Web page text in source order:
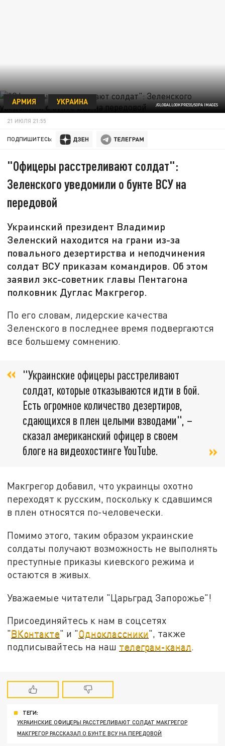
/GLOBALLOOKPRESS/SOPA IMAGES
АРМИЯ УКРАИНА
21 ИЮЛЯ 21:55
ПОДПИШИТЕСЬ:
"Офицеры расстреливают солдат":
Зеленского уведомили о бунте ВСУ на
передовой
Украинский президент Владимир
Зеленский находится на грани из-за
повального дезертирства и неподчинения
солдат ВСУ приказам командиров. Об этом
заявил экс-советник главы Пентагона
полковник Дуглас Макгрегор.
По его словам, лидерские качества
Зеленского в последнее время подвергаются
все большему сомнению.
"Украинские офицеры расстреливают
солдат, которые отказываются идти в бой.
Есть огромное количество дезертиров,
сдающихся в плен целыми взводами", –
сказал американский офицер в своем
блоге на видеохостинге YouTube.
Макгрегор добавил, что украинцы охотно
переходят к русским, поскольку к сдавшимся
в плен относятся по-человечески.
Помимо этого, таким образом украинские
солдаты получают возможность не выполнять
преступные приказы киевского режима и
остаются в живых.
Уважаемые читатели "Царьград Запорожье"!
Присоединяйтесь к нам в соцсетях
"ВКонтакте" и "Одноклассники", также
подписывайтесь на наш телеграм-канал.
ТЕГИ:
УКРАИНСКИЕ ОФИЦЕРЫ РАССТРЕЛИВАЮТ СОЛДАТ МАКГРЕГОР
МАКГРЕГОР РАССКАЗАЛ О БУНТЕ ВСУ НА ПЕРЕДОВОЙ